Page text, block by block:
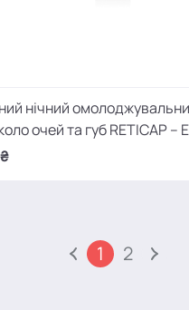
нічний
очей та губ RETICAP –
1 2